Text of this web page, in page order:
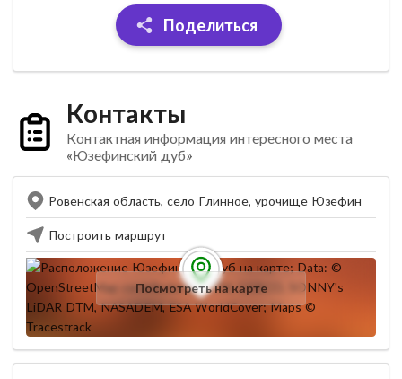
Поделиться
Контакты
Контактная информация интересного места
«Юзефинский дуб»
Ровенская область, село Глинное, урочище Юзефин
Построить маршрут
Посмотреть на карте